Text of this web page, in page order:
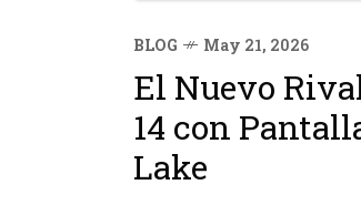
BLOG May 21, 2026
El Nuevo
14 con
Lake